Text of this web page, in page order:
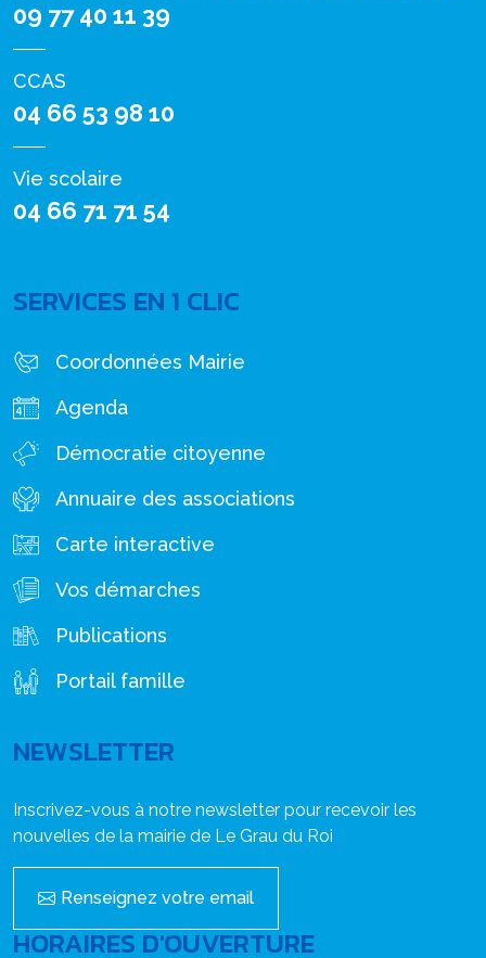
09 77 40 11 39
CCAS
04 66 53 98 10
Vie scolaire
04 66 71 71 54
SERVICES EN 1 CLIC
Coordonnées Mairie
Agenda
Démocratie citoyenne
Annuaire des associations
Carte interactive
Vos démarches
Publications
Portail famille
NEWSLETTER
Inscrivez-vous à notre newsletter pour recevoir les
nouvelles de la mairie de Le Grau du Roi
Renseignez votre email
HORAIRES D'OUVERTURE